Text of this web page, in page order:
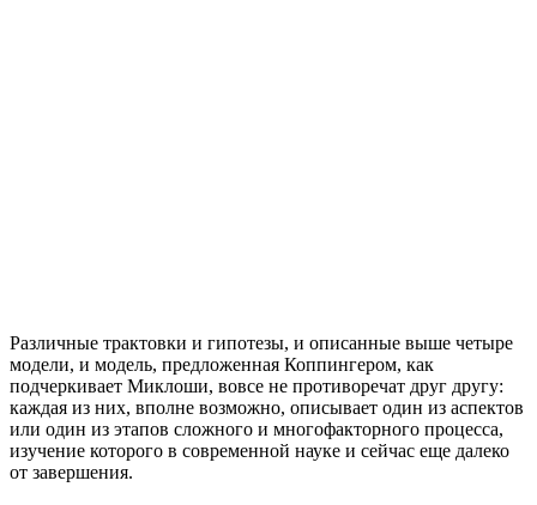
Различные трактовки и гипотезы, и описанные выше четыре
модели, и модель, предложенная Коппингером, как
подчеркивает Миклоши, вовсе не противоречат друг другу:
каждая из них, вполне возможно, описывает один из аспектов
или один из этапов сложного и многофакторного процесса,
изучение которого в современной науке и сейчас еще далеко
от завершения.